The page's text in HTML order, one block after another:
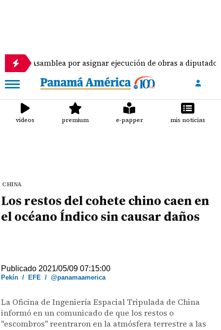
por asignar ejecución de obras a diputados
videos premium e-papper mis noticias
CHINA
Los restos del cohete chino caen en
el océano Índico sin causar daños
Publicado 2021/05/09 07:15:00
Pekín / EFE /@panamaamerica
La Oficina de Ingeniería Espacial Tripulada de China
informó en un comunicado de que los restos o
"escombros" reentraron en la atmósfera terrestre a las